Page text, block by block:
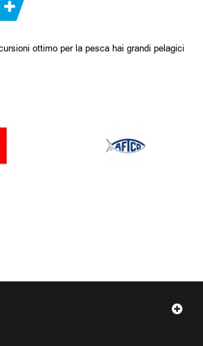
ottimo per la pesca hai grandi pelagici